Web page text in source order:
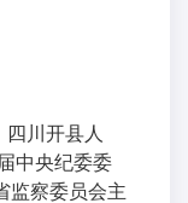
川开县人
中央纪委委
监察委员会主